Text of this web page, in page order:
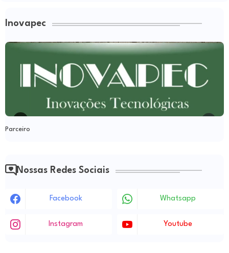
Inovapec
Parceiro
Nossas Redes Sociais
Facebook Whatsapp
Instagram Youtube